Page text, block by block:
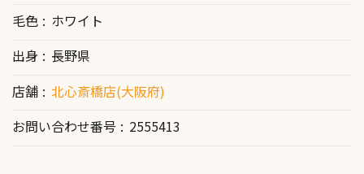
毛色
ホワイト
出身
長野県
店舗
北心斎橋店(大阪府)
お問い合わせ番号
2555413